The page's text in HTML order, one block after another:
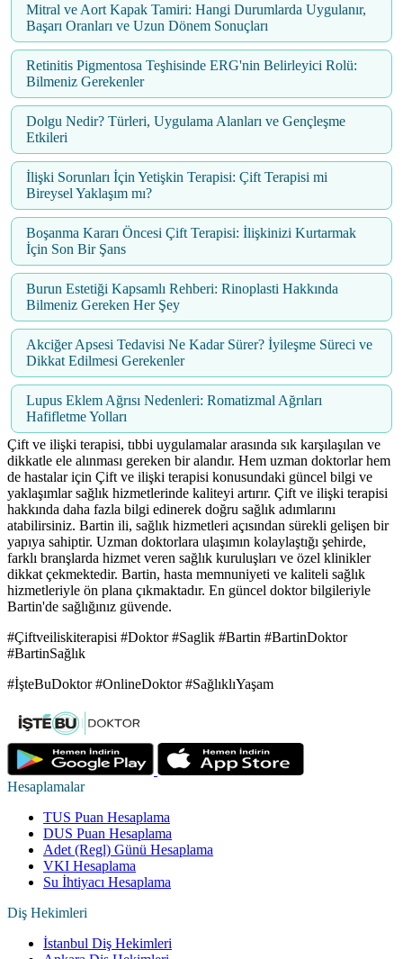
Mitral ve Aort Kapak Tamiri: Hangi Durumlarda Uygulanır,
Başarı Oranları ve Uzun Dönem Sonuçları
Retinitis Pigmentosa Teşhisinde ERG'nin Belirleyici Rolü:
Bilmeniz Gerekenler
Dolgu Nedir? Türleri, Uygulama Alanları ve Gençleşme
Etkileri
İlişki Sorunları İçin Yetişkin Terapisi: Çift Terapisi mi
Bireysel Yaklaşım mı?
Boşanma Kararı Öncesi Çift Terapisi: İlişkinizi Kurtarmak
İçin Son Bir Şans
Burun Estetiği Kapsamlı Rehberi: Rinoplasti Hakkında
Bilmeniz Gereken Her Şey
Akciğer Apsesi Tedavisi Ne Kadar Sürer? İyileşme Süreci ve
Dikkat Edilmesi Gerekenler
Lupus Eklem Ağrısı Nedenleri: Romatizmal Ağrıları
Hafifletme Yolları
Çift ve ilişki terapisi, tıbbi uygulamalar arasında sık karşılaşılan ve
dikkatle ele alınması gereken bir alandır. Hem uzman doktorlar hem
de hastalar için Çift ve ilişki terapisi konusundaki güncel bilgi ve
yaklaşımlar sağlık hizmetlerinde kaliteyi artırır. Çift ve ilişki terapisi
hakkında daha fazla bilgi edinerek doğru sağlık adımlarını
atabilirsiniz. Bartin ili, sağlık hizmetleri açısından sürekli gelişen bir
yapıya sahiptir. Uzman doktorlara ulaşımın kolaylaştığı şehirde,
farklı branşlarda hizmet veren sağlık kuruluşları ve özel klinikler
dikkat çekmektedir. Bartin, hasta memnuniyeti ve kaliteli sağlık
hizmetleriyle ön plana çıkmaktadır. En güncel doktor bilgileriyle
Bartin'de sağlığınız güvende.
#Çiftveiliskiterapisi #Doktor #Saglik #Bartin #BartinDoktor
#BartinSağlık
#İşteBuDoktor #OnlineDoktor #SağlıklıYaşam
Hesaplamalar
TUS Puan Hesaplama
DUS Puan Hesaplama
Adet (Regl) Günü Hesaplama
VKI Hesaplama
Su İhtiyacı Hesaplama
Diş Hekimleri
İstanbul Diş Hekimleri